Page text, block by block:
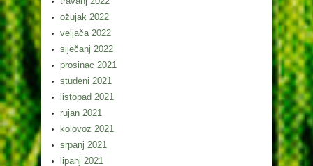
ožujak 2022
veljača 2022
siječanj 2022
prosinac 2021
studeni 2021
listopad 2021
rujan 2021
kolovoz 2021
srpanj 2021
lipanj 2021